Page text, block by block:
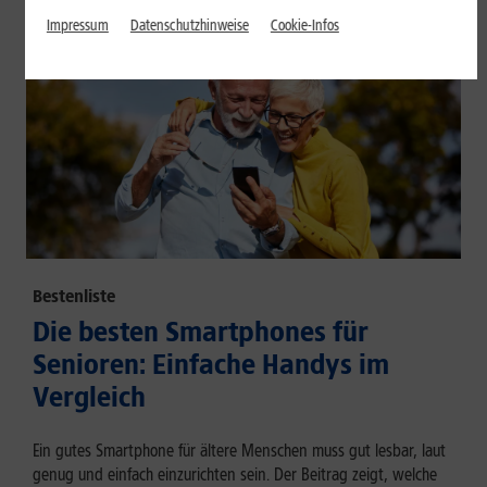
Bestenliste
Die besten Smartphones für
Senioren: Einfache Handys im
Vergleich
Ein gutes Smartphone für ältere Menschen muss gut lesbar, laut
genug und einfach einzurichten sein. Der Beitrag zeigt, welche
Impressum Datenschutzhinweise Cookie-Infos